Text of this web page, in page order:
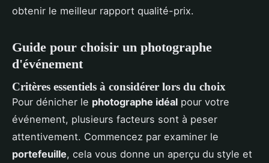
obtenir le meilleur rapport qualité-prix.
Guide pour choisir un photographe
d'événement
Critères essentiels à considérer lors du choix
Pour dénicher le photographe idéal pour votre
événement, plusieurs facteurs sont à peser
attentivement. Commencez par examiner le
portefeuille, cela vous donne un aperçu du style et